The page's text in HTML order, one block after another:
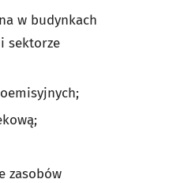
w budynkach
sektorze
zasobów